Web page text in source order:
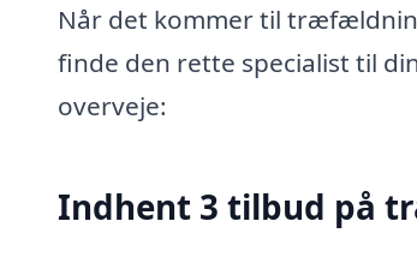
Når det kommer til
finde den rette specialist til
overveje:
Indhent 3 tilbud på